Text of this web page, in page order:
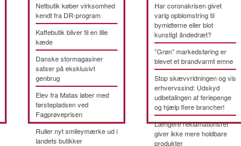
Netbutik køber virksomhed
kendt fra DR-program
Kaffebutik bliver til en lille
kæde
Danske stormagasiner
satser på eksklusivt
genbrug
Elev fra Matas løber med
førstepladsen ved
Fagprøveprisen
Ruller nyt smileymærke ud i
landets butikker
Har coronakrisen givet
varig opblomstring til
bymidterne eller blot
kunstigt åndedræt?
”Grøn” markedsføring er
blevet et brandvarmt emne
Stop skævvridningen og vis
erhvervssind: Udskyd
udbetalingen af feriepenge
og hjælp flere brancher!
Længere reklamationsret
giver ikke mere holdbare
produkter